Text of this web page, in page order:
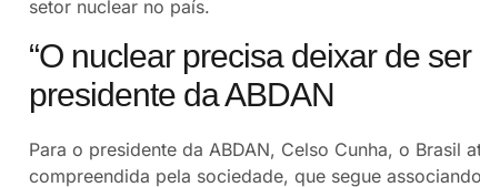
setor nuclear no país.
“O nuclear precisa deixar de
presidente da ABDAN
Para o presidente da ABDAN, Celso Cunha, o Brasil
compreendida pela sociedade, que segue